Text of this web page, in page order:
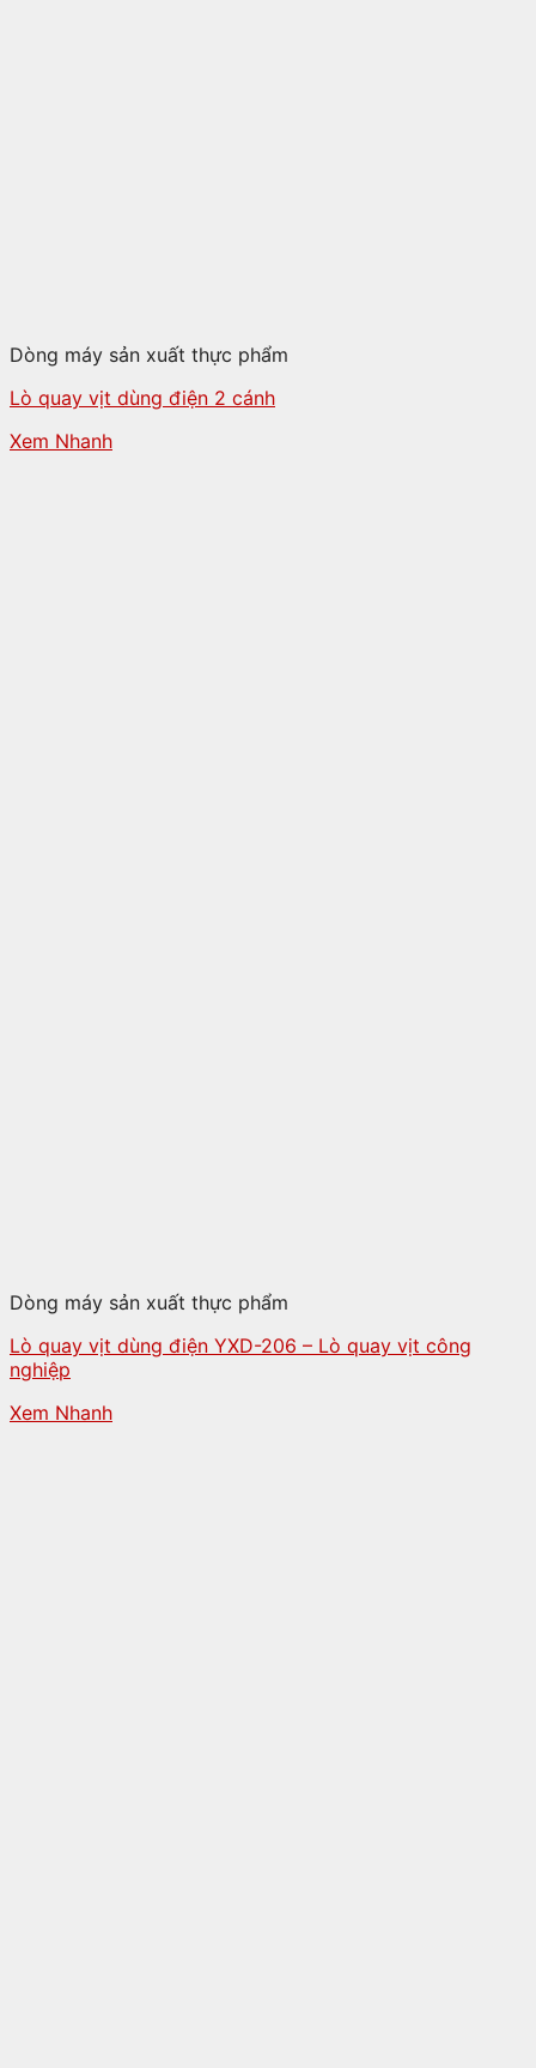
Dòng máy sản xuất thực phẩm
Lò quay vịt dùng điện 2 cánh
Xem Nhanh
Dòng máy sản xuất thực phẩm
Lò quay vịt dùng điện YXD-206 – Lò quay vịt công
nghiệp
Xem Nhanh